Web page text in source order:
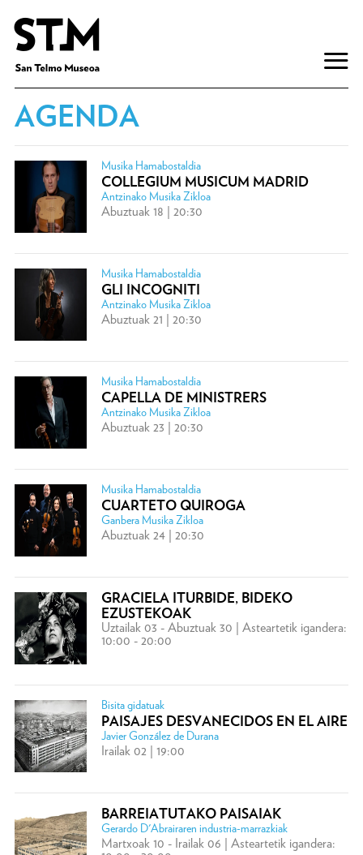
AGENDA
Musika Hamabostaldia
COLLEGIUM MUSICUM MADRID
Antzinako Musika Zikloa
Abuztuak 18 | 20:30
Musika Hamabostaldia
GLI INCOGNITI
Antzinako Musika Zikloa
Abuztuak 21 | 20:30
Musika Hamabostaldia
CAPELLA DE MINISTRERS
Antzinako Musika Zikloa
Abuztuak 23 | 20:30
Musika Hamabostaldia
CUARTETO QUIROGA
Ganbera Musika Zikloa
Abuztuak 24 | 20:30
GRACIELA ITURBIDE, BIDEKO
EZUSTEKOAK
Uztailak 03 - Abuztuak 30 | Asteartetik igandera:
10:00 - 20:00
Bisita gidatuak
PAISAJES DESVANECIDOS EN EL AIRE
Javier González de Durana
Irailak 02 | 19:00
BARREIATUTAKO PAISAIAK
Gerardo D'Abrairaren industria-marrazkiak
Martxoak 10 - Irailak 06 | Asteartetik igandera: